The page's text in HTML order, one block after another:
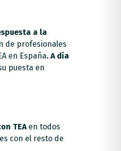
a la
de profesionales
en España. A día
puesta en
TEAen todos
con el resto de